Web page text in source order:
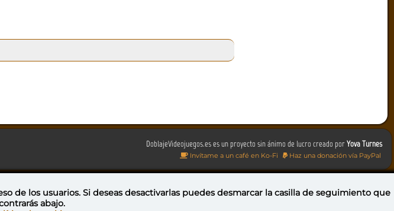
DoblajeVideojuegos.es es un proyecto sin ánimo de lucro creado porYova Turnes
Invítame a un café en Ko-Fi Haz una donación vía PayPal
NoComercial-CompartirIgual 4.0 Internacional
de los usuarios. Si deseas desactivarlas puedesdesmarcar la casilla de seguimiento que
abajo.